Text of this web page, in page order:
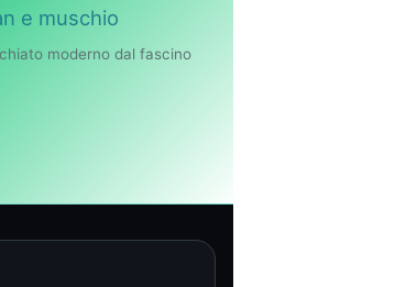
e muschio
moderno dal fascino